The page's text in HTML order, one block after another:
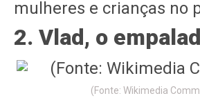
mulheres e crianças no
2. Vlad, o
(Fonte: Wikimedia